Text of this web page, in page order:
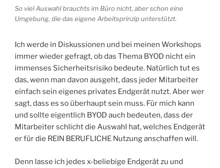
So viel Auswahl brauchts im Büro nicht, aber schon eine
Umgebung, die das eigene Arbeitsprinzip unterstützt.
Ich werde in Diskussionen und bei meinen Workshops
immer wieder gefragt, ob das Thema BYOD nicht ein
immenses Sicherheitsrisiko bedeute. Natürlich tut es
das, wenn man davon ausgeht, dass jeder Mitarbeiter
einfach sein eigenes privates Endgerät nutzt. Aber wer
sagt, dass es so überhaupt sein muss. Für mich kann
und sollte eigentlich BYOD auch bedeuten, dass der
Mitarbeiter schlicht die Auswahl hat, welches Endgerät
er für die REIN BERUFLICHE Nutzung anschaffen will.
Denn lasse ich jedes x-beliebige Endgerät zu und